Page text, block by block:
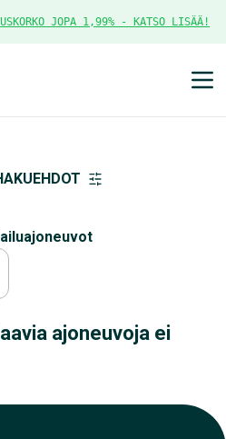
JOPA 1,99% - KATSO LISÄÄ!
ajoneuvoja ei